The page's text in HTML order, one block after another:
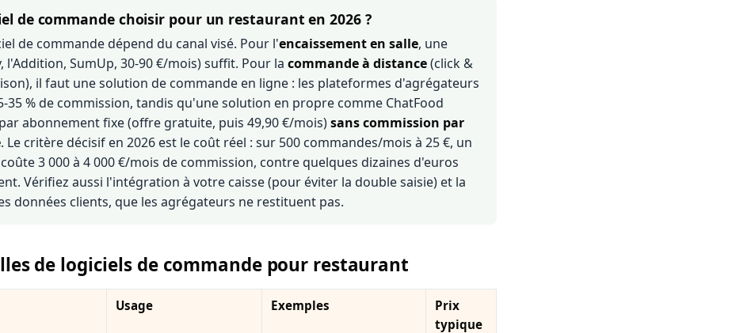
de commande choisir pour un restaurant en 2026 ?
de commande dépend du canal visé. Pour l'encaissement en salle, une
l'Addition, SumUp, 30-90 €/mois) suffit. Pour la commande à distance(click &
il faut une solution de commande en ligne : les plateformes d'agrégateurs
35 % de commission, tandis qu'une solution en propre comme ChatFood
abonnement fixe (offre gratuite, puis 49,90 €/mois)sans commission par
. Le critère décisif en 2026 est le coût réel : sur 500 commandes/mois à 25 €, un
3 000 à 4 000 €/mois de commission, contre quelques dizaines d'euros
Vérifiez aussi l'intégration à votre caisse (pour éviter la double saisie) et la
données clients, que les agrégateurs ne restituent pas.
de logiciels de commande pour restaurant
Usage Exemples
Prix
typique